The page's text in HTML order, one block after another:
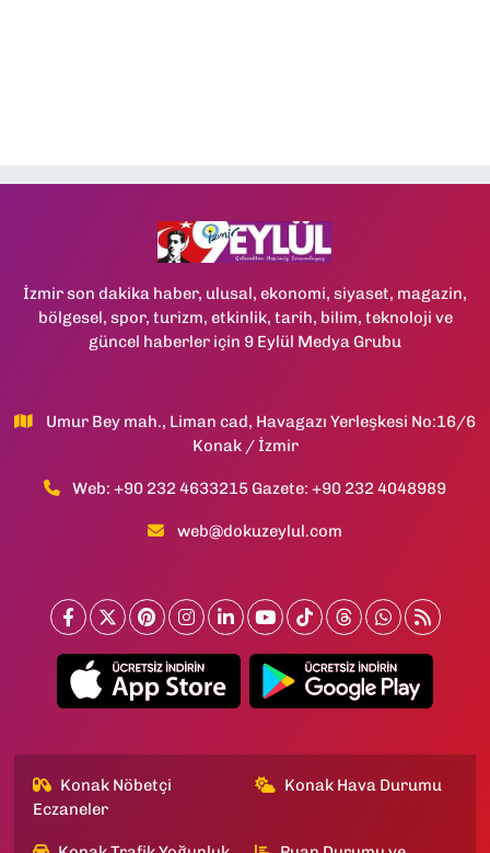
İzmir son dakika haber, ulusal, ekonomi, siyaset, magazin,
bölgesel, spor, turizm, etkinlik, tarih, bilim, teknoloji ve
güncel haberler için 9 Eylül Medya Grubu
Umur Bey mah., Liman cad, Havagazı Yerleşkesi No:16/6
Konak / İzmir
Web: +90 232 4633215 Gazete: +90 232 4048989
web@dokuzeylul.com
Konak Nöbetçi
Eczaneler
Konak Hava Durumu